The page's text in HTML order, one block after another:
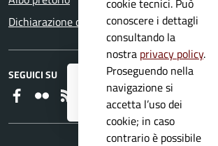
Registrati ai serviziAPP IO
e
aggiornamenti dall'Ente
Dichiarazione di accessibilità
SEGUICI SU
Faceboook
Flickr
cookie tecnici. Può
conoscere i dettagli
consultando la
nostra privacy policy.
Proseguendo nella
navigazione si
accetta l’uso dei
cookie; in caso
contrario è possibile